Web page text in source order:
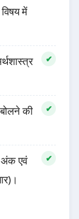
विषय में
की
अंक एवं